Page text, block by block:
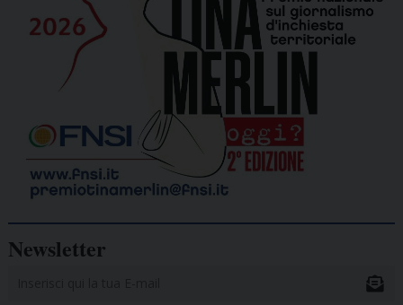
Newsletter